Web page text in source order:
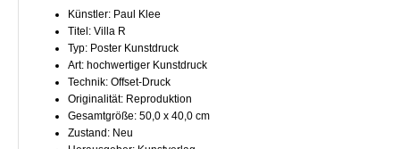
Künstler: Paul Klee
Titel: Villa R
Typ: Poster Kunstdruck
Art: hochwertiger Kunstdruck
Technik: Offset-Druck
Originalität: Reproduktion
Gesamtgröße: 50,0 x 40,0 cm
Zustand: Neu